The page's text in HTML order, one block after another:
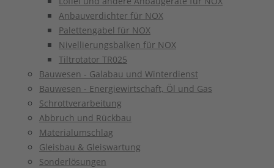
Anbauverdichter für NOX
Palettengabel für NOX
Nivellierungsbalken für NOX
Tiltrotator TR025
Bauwesen - Galabau und Winterdienst
Bauwesen - Energiewirtschaft, Öl und Gas
Schrottverarbeitung
Abbruch und Rückbau
Materialumschlag
Gleisbau & Gleiswartung
Sonderlösungen